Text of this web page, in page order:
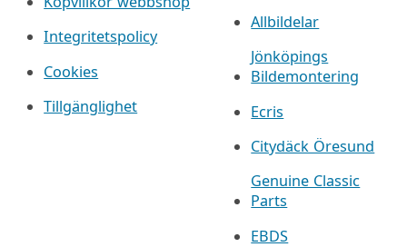
Integritetspolicy
Cookies
Tillgänglighet
Allbildelar
Jönköpings
Bildemontering
Ecris
Citydäck Öresund
Genuine Classic
Parts
EBDS